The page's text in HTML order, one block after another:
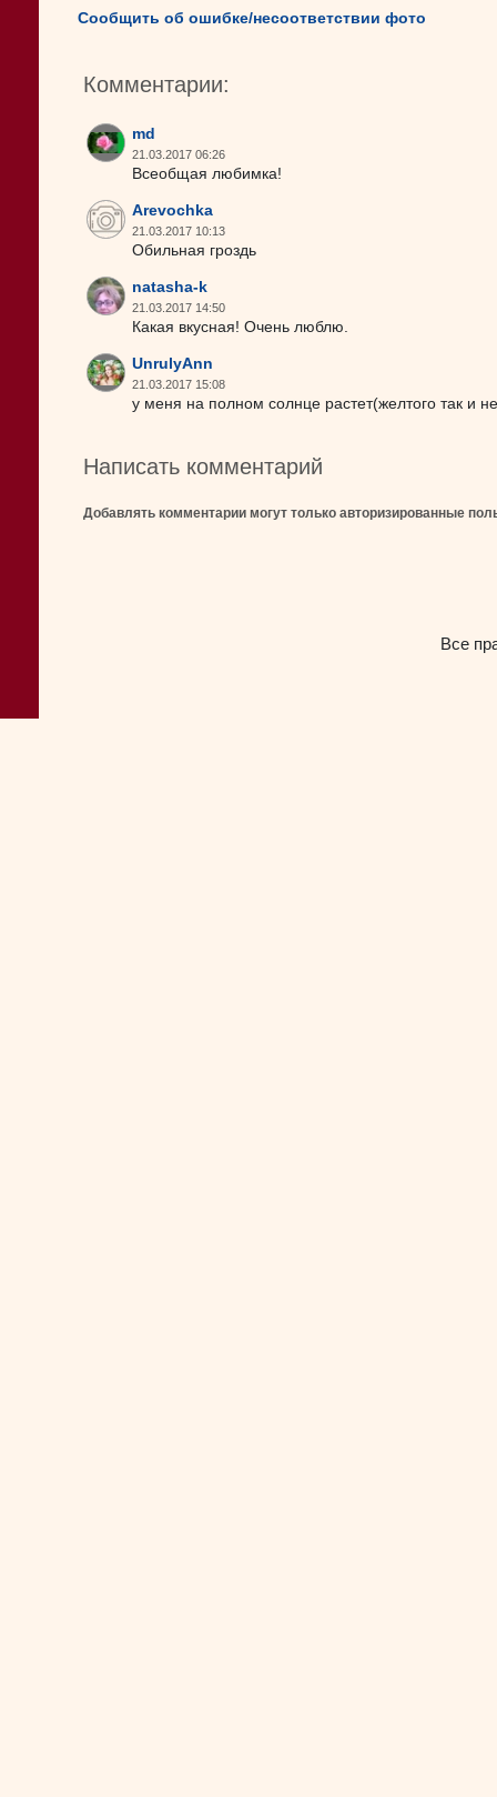
Сообщить об ошибке/несоответствии фото
Комментарии:
md
21.03.2017 06:26
Всеобщая любимка!
Arevochka
21.03.2017 10:13
Обильная гроздь
natasha-k
21.03.2017 14:50
Какая вкусная! Очень люблю.
UnrulyAnn
21.03.2017 15:08
у меня на полном солнце растет(желтого так и
Написать комментарий
Добавлять комментарии могут только авторизированные
Все